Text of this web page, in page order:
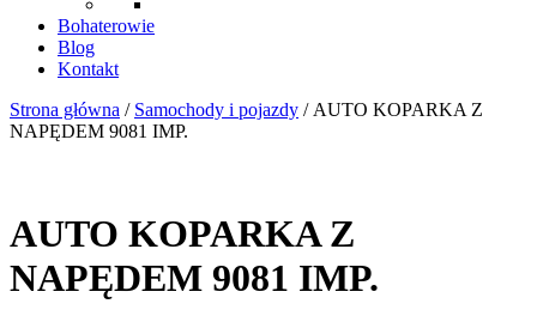
Bohaterowie
Blog
Kontakt
Strona główna / Samochody i pojazdy / AUTO KOPARKA Z
NAPĘDEM 9081 IMP.
AUTO KOPARKA Z
NAPĘDEM 9081 IMP.